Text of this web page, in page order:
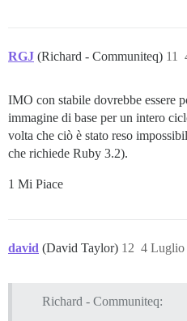
RGJ (Richard - Communiteq) 11
IMO con stabile dovrebbe essere
immagine di base per un intero
volta che ciò è stato reso
che richiede Ruby 3.2).
1 Mi Piace
david (David Taylor) 4 Luglio
12
Richard - Communiteq: